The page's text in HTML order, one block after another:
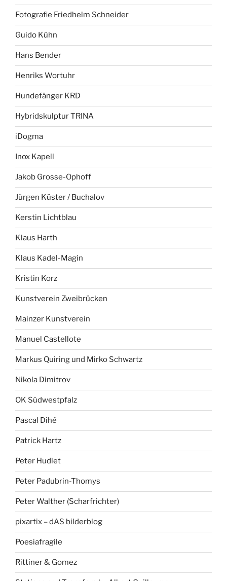
Fotografie Friedhelm Schneider
Guido Kühn
Hans Bender
Henriks Wortuhr
Hundefänger KRD
Hybridskulptur TRINA
iDogma
Inox Kapell
Jakob Grosse-Ophoff
Jürgen Küster / Buchalov
Kerstin Lichtblau
Klaus Harth
Klaus Kadel-Magin
Kristin Korz
Kunstverein Zweibrücken
Mainzer Kunstverein
Manuel Castellote
Markus Quiring und Mirko Schwartz
Nikola Dimitrov
OK Südwestpfalz
Pascal Dihé
Patrick Hartz
Peter Hudlet
Peter Padubrin-Thomys
Peter Walther (Scharfrichter)
pixartix – dAS bilderblog
Poesiafragile
Rittiner & Gomez